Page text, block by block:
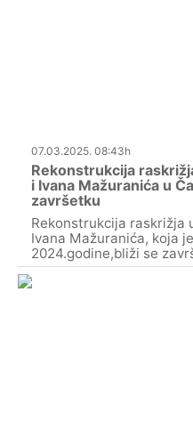
07.03.2025. 08:43h
Rekonstrukcija
i Ivana Mažuranića u
završetku
Rekonstrukcija raskrižja
Ivana Mažuranića, koja
2024.godine,bliži se